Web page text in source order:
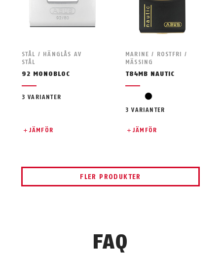
STÅL / HÄNGLÅS AV
STÅL
92 MONOBLOC
3 VARIANTER
JÄMFÖR
MARINE / ROSTFRI /
MÄSSING
T84MB NAUTIC
svart
3 VARIANTER
JÄMFÖR
FLER PRODUKTER
FAQ